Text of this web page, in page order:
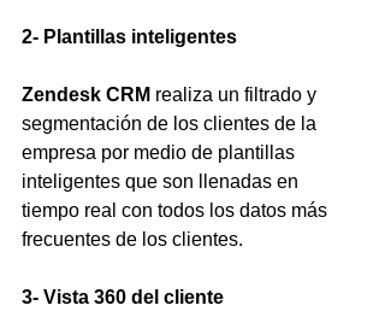
2- Plantillas inteligentes
Zendesk CRM realiza un filtrado y
segmentación de los clientes de la
empresa por medio de plantillas
inteligentes que son llenadas en
tiempo real con todos los datos más
frecuentes de los clientes.
3- Vista 360 del cliente